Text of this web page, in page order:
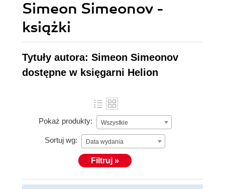
Simeon Simeonov -
książki
Tytuły autora: Simeon Simeonov
dostępne w księgarni Helion
Pokaż produkty: Wszystkie
Sortuj wg: Data wydania
Filtruj »